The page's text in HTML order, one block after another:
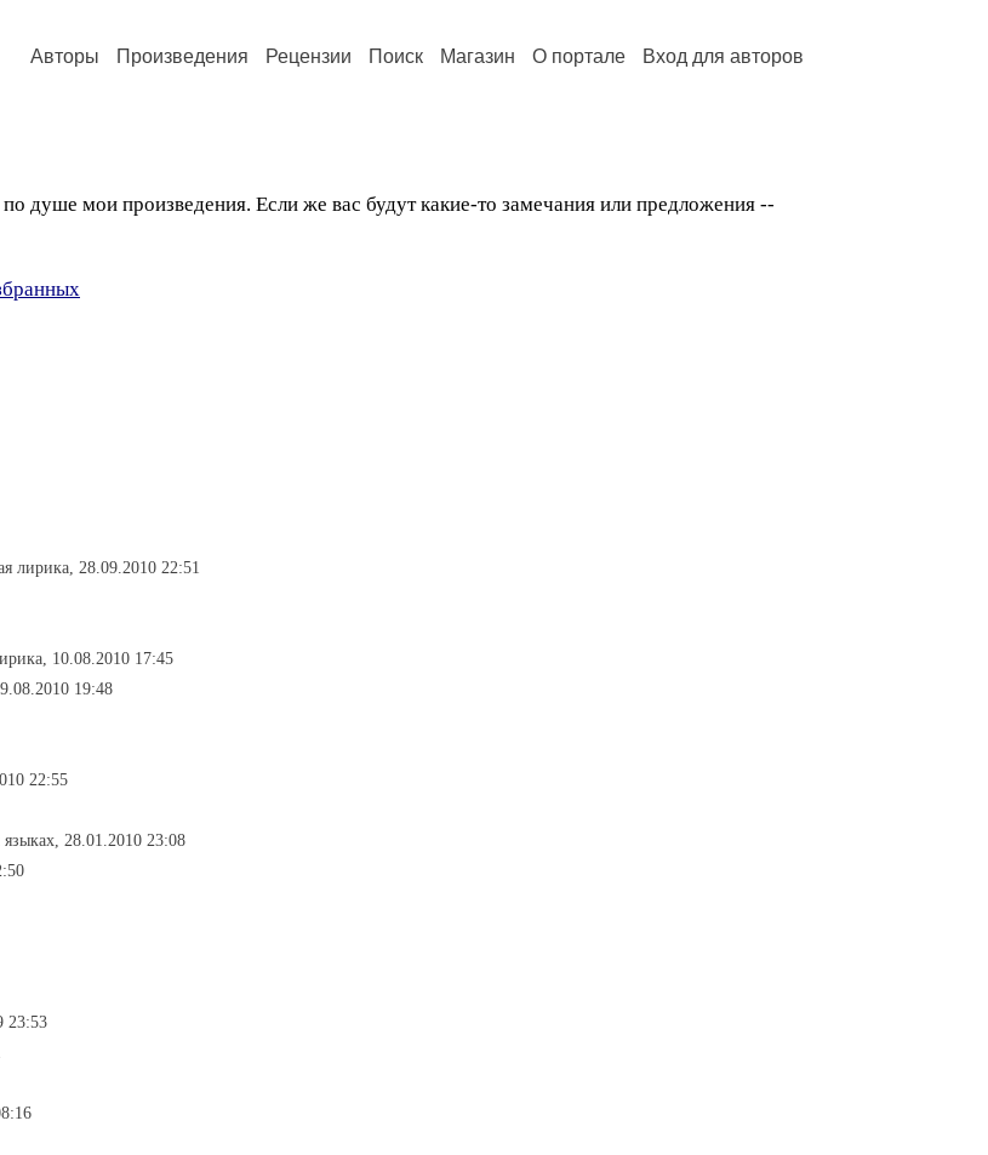
Авторы Произведения Рецензии Поиск Магазин О портале Вход для авторов
душе мои произведения. Если же вас будут какие-то замечания или предложения --
лирика, 28.09.2010 22:51
10.08.2010 17:45
19:48
22:55
28.01.2010 23:08
23:53